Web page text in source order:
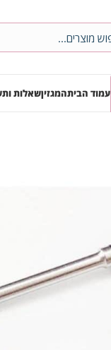
עמוד הביתהמגזיןשאלות